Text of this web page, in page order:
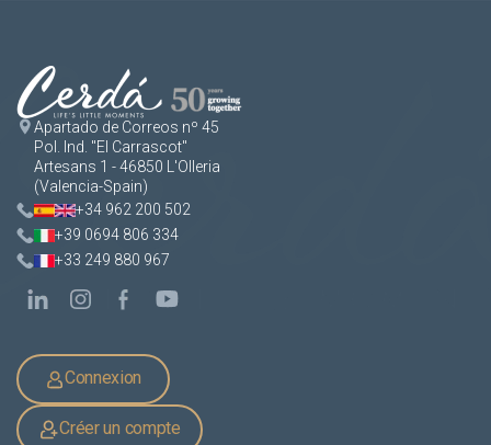
Apartado de Correos nº 45
Pol. Ind. "El Carrascot"
Artesans 1 - 46850 L'Olleria
(Valencia-Spain)
+34 962 200 502
+39 0694 806 334
+33 249 880 967
Connexion
Créer un compte